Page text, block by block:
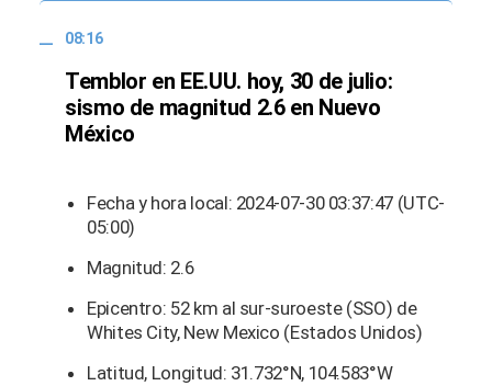
08:16
Temblor en EE.UU. hoy, 30 de julio:
sismo de magnitud 2.6 en Nuevo
México
Fecha y hora local: 2024-07-30 03:37:47 (UTC-
05:00)
Magnitud: 2.6
Epicentro: 52 km al sur-suroeste (SSO) de
Whites City, New Mexico (Estados Unidos)
Latitud, Longitud: 31.732°N, 104.583°W